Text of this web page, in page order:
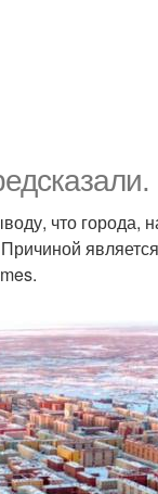
что города,